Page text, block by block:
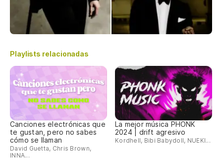
Playlists relacionadas
Canciones electrónicas que
te gustan, pero no sabes
cómo se llaman
David Guetta, Chris Brown,
INNA...
La mejor música PHONK
2024 | drift agresivo
Kordhell, Bibi Babydoll, NUEKI...